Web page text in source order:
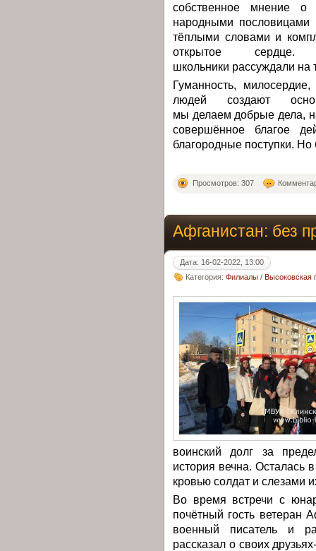
собственное мнение о
народными
тёплыми словами и
открытое
школьники рассуждали на
Гуманность,
людей создают
мы делаем добрые дела,
совершённое благое
благородные поступки.
Просмотров: 307
Афганистан: без
Дата: 16-02-2022, 13:00
Категория: Филиалы / Высоковская
воинский долг за
история вечна. Осталась
кровью солдат и слезами
Во время встречи с
почётный гость ветеран
военный писатель и
рассказал о своих